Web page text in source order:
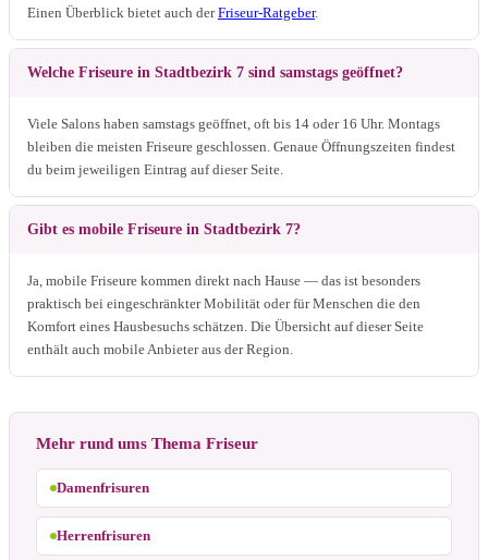
Einen Überblick bietet auch derFriseur-Ratgeber.
Welche Friseure in Stadtbezirk 7 sind samstags geöffnet?
Viele Salons haben samstags geöffnet, oft bis 14 oder 16 Uhr. Montags
bleiben die meisten Friseure geschlossen. Genaue Öffnungszeiten findest
du beim jeweiligen Eintrag auf dieser Seite.
Gibt es mobile Friseure in Stadtbezirk 7?
Ja, mobile Friseure kommen direkt nach Hause — das ist besonders
praktisch bei eingeschränkter Mobilität oder für Menschen die den
Komfort eines Hausbesuchs schätzen. Die Übersicht auf dieser Seite
enthält auch mobile Anbieter aus der Region.
Mehr rund ums Thema Friseur
Damenfrisuren
Herrenfrisuren